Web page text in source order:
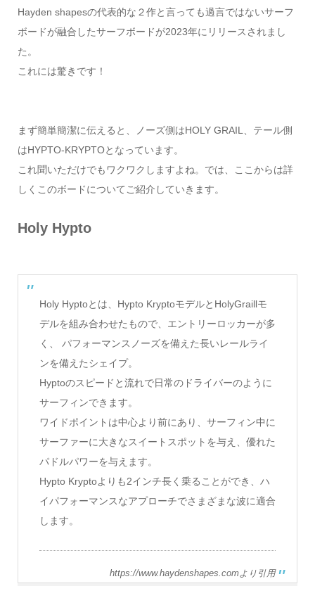
Hayden shapesの代表的な２作と言っても過言ではないサーフ
ボードが融合したサーフボードが2023年にリリースされまし
た。
これには驚きです！
まず簡単簡潔に伝えると、ノーズ側はHOLY GRAIL、テール側
はHYPTO-KRYPTOとなっています。
これ聞いただけでもワクワクしますよね。では、ここからは詳
しくこのボードについてご紹介していきます。
Holy Hypto
Holy Hyptoとは、Hypto KryptoモデルとHolyGraillモ
デルを組み合わせたもので、エントリーロッカーが多
く、 パフォーマンスノーズを備えた長いレールライ
ンを備えたシェイプ。
Hyptoのスピードと流れで日常のドライバーのように
サーフィンできます。
ワイドポイントは中心より前にあり、サーフィン中に
サーファーに大きなスイートスポットを与え、優れた
パドルパワーを与えます。
Hypto Kryptoよりも2インチ長く乗ることができ、ハ
イパフォーマンスなアプローチでさまざまな波に適合
します。
https://www.haydenshapes.comより引用